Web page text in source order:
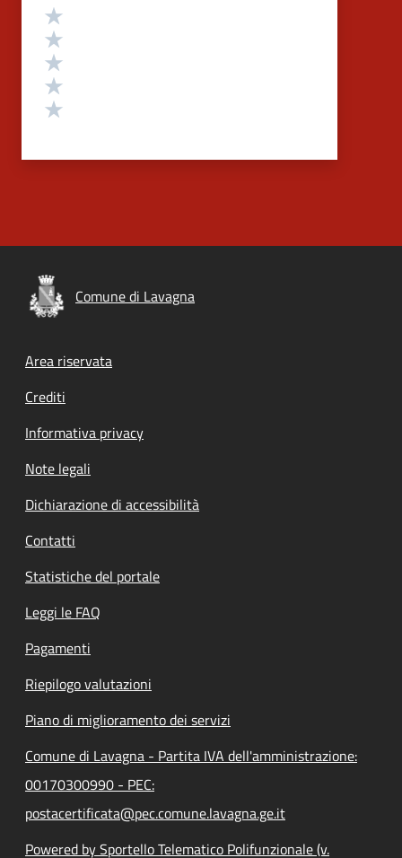
Valutazione
Comune di Lavagna
Footer menu
Area riservata
Crediti
Informativa privacy
Note legali
Dichiarazione di accessibilità
Contatti
Statistiche del portale
Leggi le FAQ
Pagamenti
Riepilogo valutazioni
Piano di miglioramento dei servizi
Comune di Lavagna - Partita IVA dell'amministrazione:
00170300990 - PEC:
postacertificata@pec.comune.lavagna.ge.it
Powered by Sportello Telematico Polifunzionale (v.